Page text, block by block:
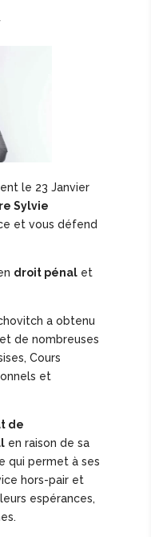
le 23 Janvier
Sylvie
et vous défend
droit pénalet
a obtenu
de nombreuses
Cours
et
de
en raison de sa
qui permet à ses
hors-pair et
espérances,